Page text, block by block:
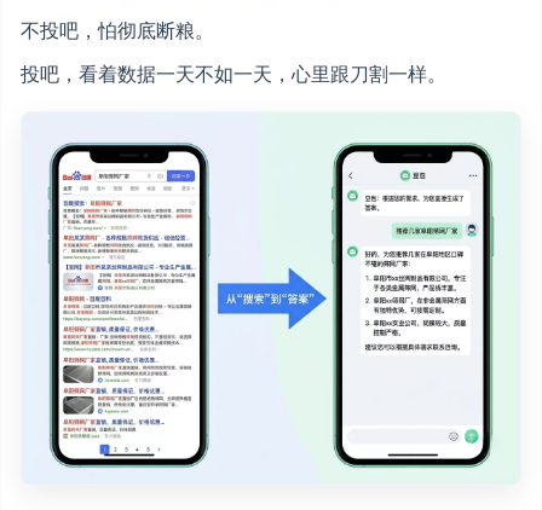
不投吧，怕彻底断粮。
投吧，看着数据一天不如一天，心里跟刀割一样。